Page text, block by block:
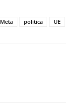
Meta politica UE